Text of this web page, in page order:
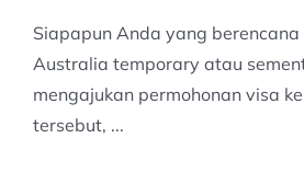
Siapapun Anda yang
Australia temporary atau
mengajukan permohonan visa
tersebut, ...